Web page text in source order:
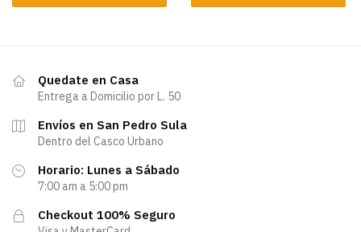
Quedate en Casa
Entrega a Domicilio por L. 50
Envíos en San Pedro Sula
Dentro del Casco Urbano
Horario: Lunes a Sábado
7:00 am a 5:00 pm
Checkout 100% Seguro